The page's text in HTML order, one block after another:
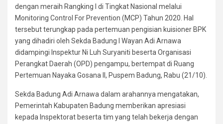
dengan meraih Rangking I di Tingkat Nasional melalui
Monitoring Control For Prevention (MCP) Tahun 2020. Hal
tersebut terungkap pada pertemuan pengisian kuisioner BPK
yang dihadiri oleh Sekda Badung I Wayan Adi Arnawa
didampingi Inspektur Ni Luh Suryaniti beserta Organisasi
Perangkat Daerah (OPD) pengampu, bertempat di Ruang
Pertemuan Nayaka Gosana II, Puspem Badung, Rabu (21/10).
Sekda Badung Adi Arnawa dalam arahannya mengatakan,
Pemerintah Kabupaten Badung memberikan apresiasi
kepada Inspektorat beserta tim yang telah bekerja dengan